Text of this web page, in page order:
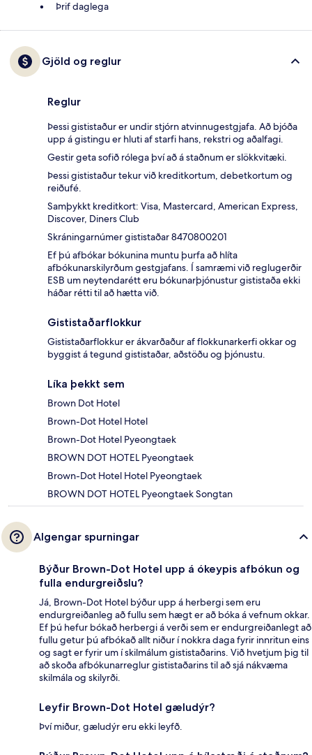
Þrif daglega
Gjöld og reglur
Reglur
Þessi gististaður er undir stjórn atvinnugestgjafa. Að bjóða
upp á gistingu er hluti af starfi hans, rekstri og aðalfagi.
Gestir geta sofið rólega því að á staðnum er slökkvitæki.
Þessi gististaður tekur við kreditkortum, debetkortum og
reiðufé.
Samþykkt kreditkort: Visa, Mastercard, American Express,
Discover, Diners Club
Skráningarnúmer gististaðar 8470800201
Ef þú afbókar bókunina muntu þurfa að hlíta
afbókunarskilyrðum gestgjafans. Í samræmi við reglugerðir
ESB um neytendarétt eru bókunarþjónustur gististaða ekki
háðar rétti til að hætta við.
Gististaðarflokkur
Gististaðarflokkur er ákvarðaður af flokkunarkerfi okkar og
byggist á tegund gististaðar, aðstöðu og þjónustu.
Líka þekkt sem
Brown Dot Hotel
Brown-Dot Hotel Hotel
Brown-Dot Hotel Pyeongtaek
BROWN DOT HOTEL Pyeongtaek
Brown-Dot Hotel Hotel Pyeongtaek
BROWN DOT HOTEL Pyeongtaek Songtan
Algengar spurningar
Býður Brown-Dot Hotel upp á ókeypis afbókun og
fulla endurgreiðslu?
Já, Brown-Dot Hotel býður upp á herbergi sem eru
endurgreiðanleg að fullu sem hægt er að bóka á vefnum okkar.
Ef þú hefur bókað herbergi á verði sem er endurgreiðanlegt að
fullu getur þú afbókað allt niður í nokkra daga fyrir innritun eins
og sagt er fyrir um í skilmálum gististaðarins. Við hvetjum þig til
að skoða afbókunarreglur gististaðarins til að sjá nákvæma
skilmála og skilyrði.
Leyfir Brown-Dot Hotel gæludýr?
Því miður, gæludýr eru ekki leyfð.